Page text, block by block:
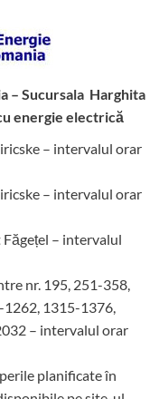
– Sucursala Harghita
energie electrică
– intervalul orar
– intervalul orar
– intervalul
nr. 195, 251-358,
1315-1376,
– intervalul orar
planificate în